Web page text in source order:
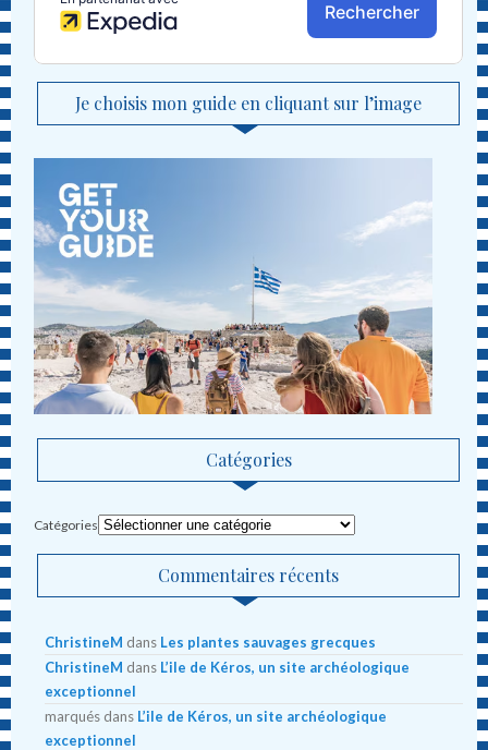
Je choisis mon guide en cliquant sur l’image
Catégories
Catégories
Commentaires récents
ChristineM dans Les plantes sauvages grecques
ChristineM dans L’ile de Kéros, un site archéologique
exceptionnel
marqués dans L’ile de Kéros, un site archéologique
exceptionnel